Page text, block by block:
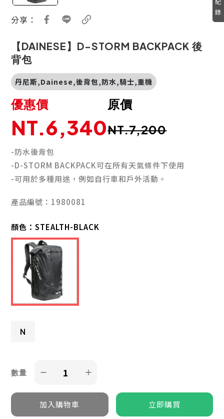
分享：
【DAINESE】D-STORM BACKPACK 後
背包
丹尼斯,Dainese,後背包,防水,騎士,重機
原價
NT.7,200
優惠價
NT.6,340
-防水後背包
-D-STORM BACKPACK可在所有天氣條件下使用
-可用於多種用途，例如自行車和戶外活動。
產品編號：1980081
顏色：STEALTH-BLACK
N
數量
錄